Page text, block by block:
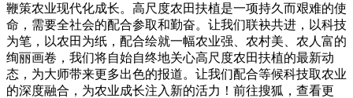
鞭策农业现代化成长。高尺度农田扶植是一项持久而艰难的使
命，需要全社会的配合参取和勤奋。让我们联袂共进，以科技
为笔，以农田为纸，配合绘就一幅农业强、农村美、农人富的
绚丽画卷，我们将自始自终地关心高尺度农田扶植的最新动
态，为大师带来更多出色的报道。让我们配合等候科技取农业
的深度融合，为农业成长注入新的活力！前往搜狐，查看更